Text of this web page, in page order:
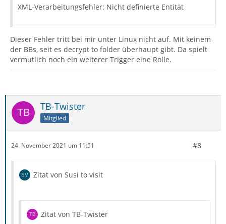
XML-Verarbeitungsfehler: Nicht definierte Entität
Dieser Fehler tritt bei mir unter Linux nicht auf. Mit keinem
der BBs, seit es decrypt to folder überhaupt gibt. Da spielt
vermutlich noch ein weiterer Trigger eine Rolle.
TB-Twister
Mitglied
24. November 2021 um 11:51 #8
Zitat von Susi to visit
Zitat von TB-Twister